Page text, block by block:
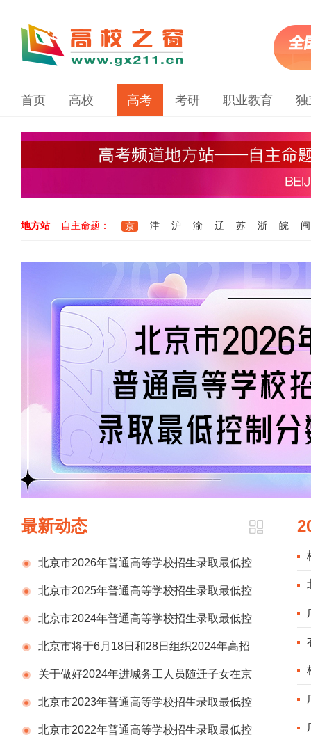
首页 高校 高考 考研 职业教育 独
地方站 自主命题： 京 津 沪 渝 辽 苏 浙 皖 闽
最新动态
北京市2026年普通高等学校招生录取最低控
制分数线
北京市2025年普通高等学校招生录取最低控
制分数线
北京市2024年普通高等学校招生录取最低控
制分数线
北京市将于6月18日和28日组织2024年高招
网上咨询活动
关于做好2024年进城务工人员随迁子女在京
参加高等职业学校招生考试报名工作的通知
北京市2023年普通高等学校招生录取最低控
制分数线
北京市2022年普通高等学校招生录取最低控